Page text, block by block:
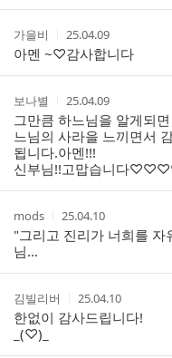
작
성
자
가을비
작
성
시
간
25.04.09
아멘 ~♡감사합니다
작
성
자
보나별
작
성
시
간
25.04.09
그만큼 하느님을 알게되
느님의 사라을 느끼면서
됩니다.아멘!!!
신부님!!고맙습니다
작
성
자
mods
작
성
시
25.04.10
"그리고 진리가 너희를 자
님...
작
성
자
김빌리버
작
성
시
25.04.10
한없이 감사드립니다!
_(♡)_